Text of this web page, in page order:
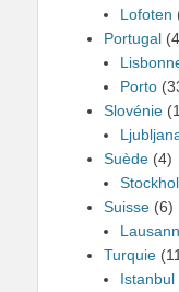
Lofoten
Portugal
Porto
Slovénie
Suède (4)
Suisse (6)
Turquie
Istanbul